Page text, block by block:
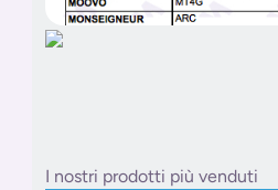
I nostri prodotti più venduti